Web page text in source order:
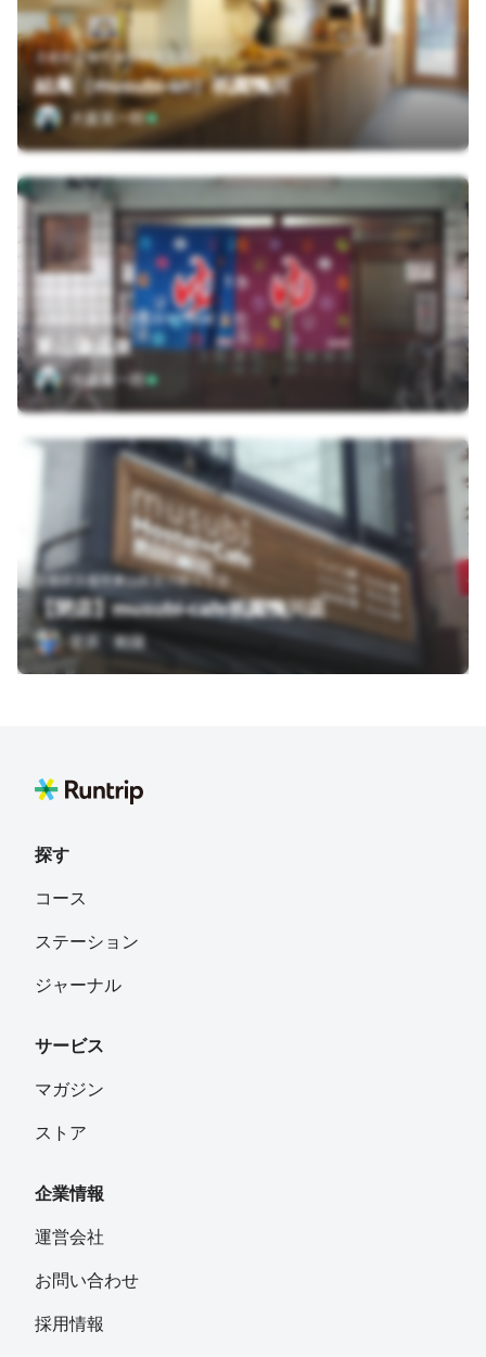
京都府京都市東山区宮川筋１丁目
結庵（musubi-an）祇園鴨川
大森英一郎
京都府京都市左京区田中門前町２７
東山湯温泉
大森英一郎
京都府京都市東山区宮川筋１丁目
【閉店】musubi-cafe祇園鴨川店
菅原 航陽
探す
コース
ステーション
ジャーナル
サービス
マガジン
ストア
企業情報
運営会社
お問い合わせ
採用情報